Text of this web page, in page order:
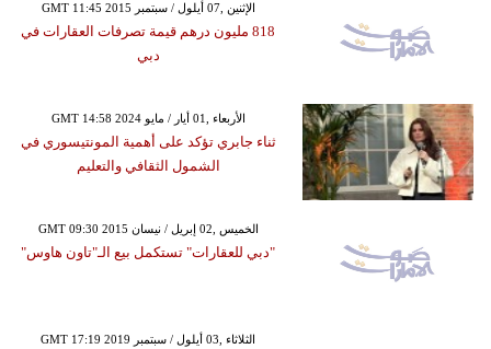
GMT 11:45 2015 الإثنين ,07 أيلول / سبتمبر
818 مليون درهم قيمة تصرفات العقارات في
دبي
GMT 14:58 2024 الأربعاء ,01 أيار / مايو
ثناء جابري تؤكد على أهمية المونتيسوري في
الشمول الثقافي والتعليم
GMT 09:30 2015 الخميس ,02 إبريل / نيسان
"دبي للعقارات" تستكمل بيع الـ"تاون هاوس"
GMT 17:19 2019 الثلاثاء ,03 أيلول / سبتمبر